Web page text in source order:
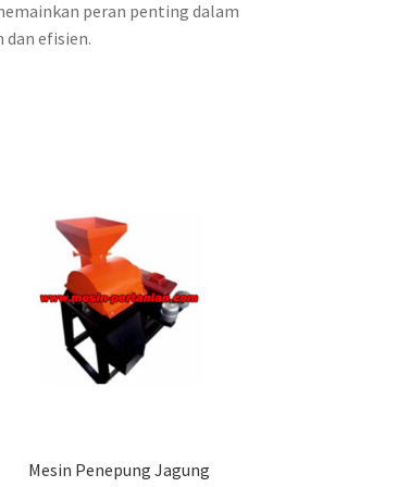
peran penting dalam
efisien.
Mesin Penepung Jagung